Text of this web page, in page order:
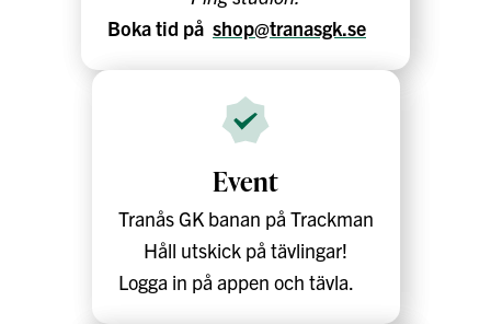
Boka tid på shop@tranasgk.se
Event
Tranås GK banan på Trackman
Håll utskick på tävlingar!
Logga in på appen och tävla.